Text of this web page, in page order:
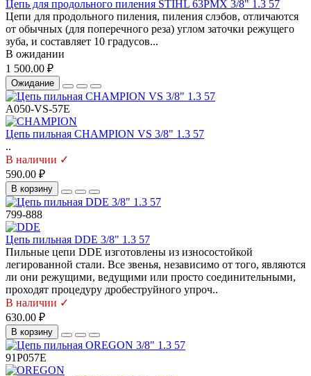
Цепь для продольного пиления STIHL 63PMX 3/8" 1.3 57
Цепи для продольного пиления, пиления слэбов, отличаются
от обычных (для поперечного реза) углом заточки режущего
зуба, и составляет 10 градусов...
В ожидании
1 500.00 ₽
Ожидание
A050-VS-57E
Цепь пильная CHAMPION VS 3/8" 1.3 57
..
В наличии ✓
590.00 ₽
В корзину
799-888
Цепь пильная DDE 3/8" 1.3 57
Пильные цепи DDE изготовлены из износостойкой
легированной стали. Все звенья, независимо от того, являются
ли они режущими, ведущими или просто соединительными,
проходят процедуру дробеструйного упроч..
В наличии ✓
630.00 ₽
В корзину
91P057E